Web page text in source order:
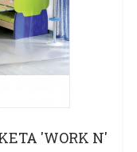
'WORK N'